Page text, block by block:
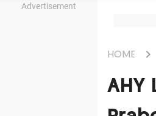
Advertisement
HOME
AHY